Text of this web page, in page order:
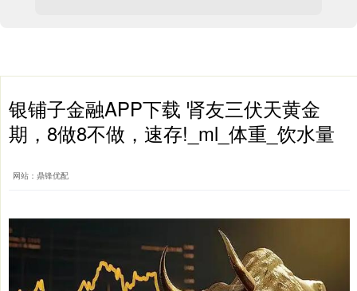
银铺子金融APP下载 肾友三伏天黄金
期，8做8不做，速存!_ml_体重_饮水量
网站：鼎锋优配